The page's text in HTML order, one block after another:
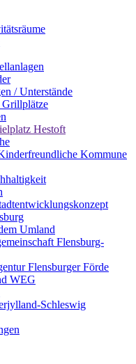
/ Unterstände
Grillplätze
Hestoft
Kommune
Umland
Flensburg-
Flensburger Förde
WEG
Schleswig